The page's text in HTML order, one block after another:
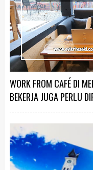
WORK FROM CAFÉ DI
BEKERJA JUGA PERLU